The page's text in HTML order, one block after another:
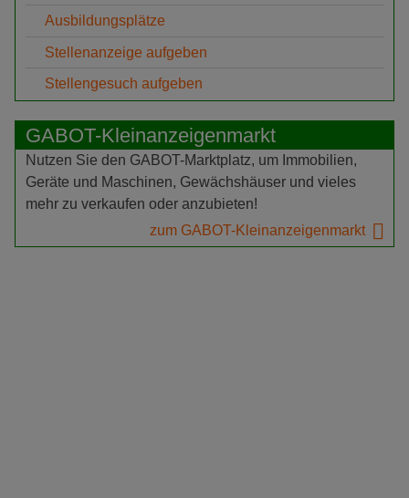
Ausbildungsplätze
Stellenanzeige aufgeben
Stellengesuch aufgeben
GABOT-Kleinanzeigenmarkt
Nutzen Sie den GABOT-Marktplatz, um Immobilien,
Geräte und Maschinen, Gewächshäuser und vieles
mehr zu verkaufen oder anzubieten!
zum GABOT-Kleinanzeigenmarkt